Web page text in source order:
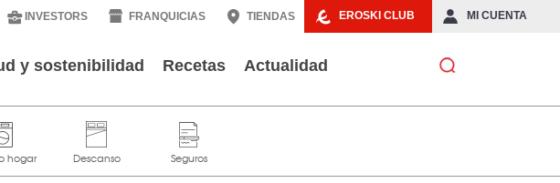
EROSKI CLUB MI CUENTA
INVESTORS FRANQUICIAS TIENDAS
y sostenibilidad Recetas Actualidad